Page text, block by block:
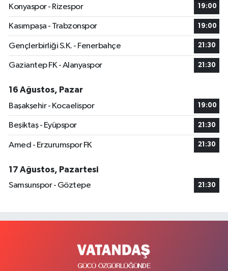
Konyaspor - Rizespor
19:00
Kasımpaşa - Trabzonspor 19:00
Gençlerbirliği S.K. - Fenerbahçe 21:30
Gaziantep FK - Alanyaspor 21:30
16 Ağustos, Pazar
Başakşehir - Kocaelispor
19:00
Beşiktaş - Eyüpspor 21:30
Amed - Erzurumspor FK 21:30
17 Ağustos, Pazartesi
Samsunspor - Göztepe
21:30